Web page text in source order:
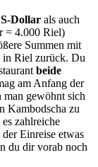
Dollar als auch
= 4.000 Riel)
Summen mit
in Riel zurück. Du
beide
am Anfang der
man gewöhnt sich
Kambodscha zu
zahlreiche
Einreise etwas
du dir vorab noch